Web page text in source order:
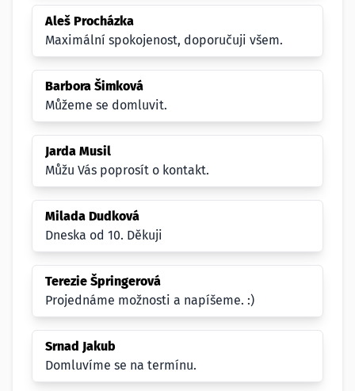
Aleš Procházka
Maximální spokojenost, doporučuji všem.
Barbora Šimková
Můžeme se domluvit.
Jarda Musil
Můžu Vás poprosít o kontakt.
Milada Dudková
Dneska od 10. Děkuji
Terezie Špringerová
Projednáme možnosti a napíšeme. :)
Srnad Jakub
Domluvíme se na termínu.